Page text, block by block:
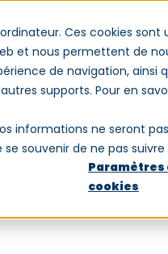
Ces cookies
et nous permettent de
de navigation,
supports. Pour en
informations ne seront
souvenir de ne pas
Paramètres
cookies
BlogQui sommes-nous
formation